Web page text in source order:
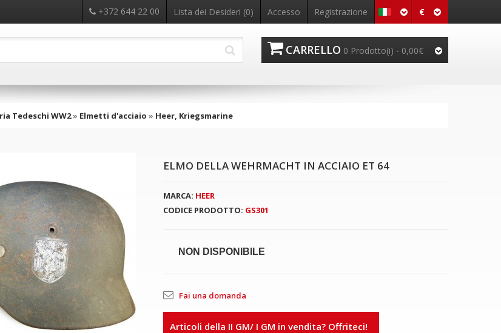
€
+372 644 22 00 Lista dei Desideri (0) Accesso Registrazione
CARRELLO 0 Prodotto(i) - 0,00€
Tedeschi WW2» Elmetti d'acciaio » Heer, Kriegsmarine
ELMO DELLA WEHRMACHT IN ACCIAIO ET 64
MARCA: HEER
CODICE PRODOTTO: GS301
NON DISPONIBILE
Fai una domanda
Articoli della II GM/ I GM in vendita? Offriteci!